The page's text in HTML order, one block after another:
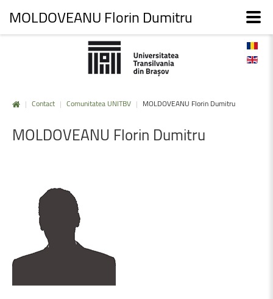
| Contact | Comunitatea UNITBV | MOLDOVEANU Florin Dumitru
MOLDOVEANU Florin Dumitru
MOLDOVEANU Florin Dumitru